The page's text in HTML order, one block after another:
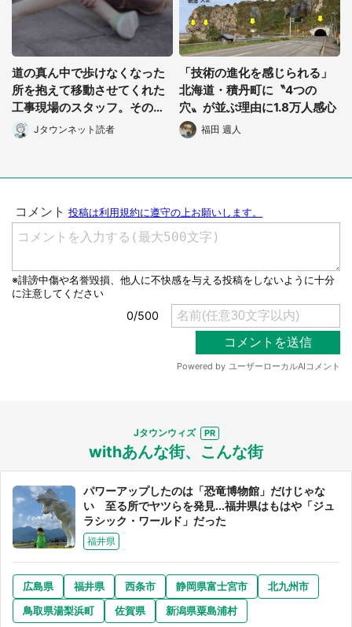
選択する
道の真ん中で歩けなくなった
所を抱えて移動させてくれた
工事現場のスタッフ。その
後、家まで私を送ると(大阪
府・40代女性)
Jタウンネット読者
「技術の進化を感じられる」
北海道・積丹町に〝4つの
穴〟が並ぶ理由に1.8万人感心
福田 週人
Jタウンウィズ
withあんな街、こんな街
パワーアップしたのは「恐竜博物館」だけじゃな
い 至る所でヤツらを発見...福井県はもはや「ジュ
ラシック・ワールド」だった
福井県
広島県 福井県 西条市 静岡県富士宮市
北九州市
鳥取県湯梨浜町
佐賀県 新潟県粟島浦村